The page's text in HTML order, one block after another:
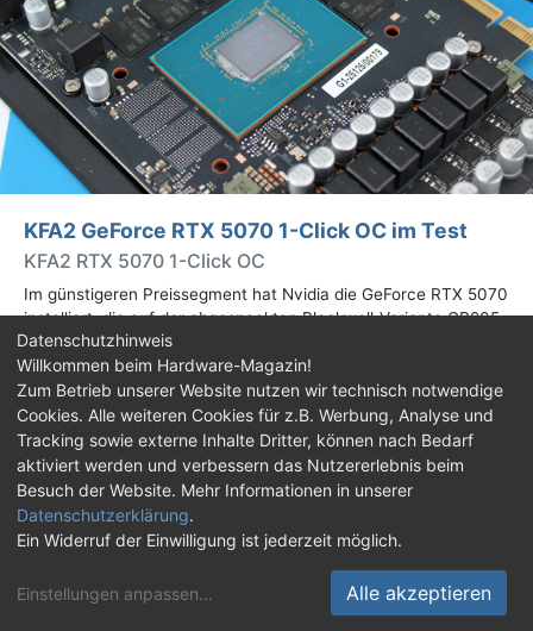
KFA2 GeForce RTX 5070 1-Click OC im Test
KFA2 RTX 5070 1-Click OC
Im günstigeren Preissegment hat Nvidia die GeForce RTX 5070
installiert, die auf der abgespeckten Blackwell-Variante GB205
basiert. Wir haben uns ein Custom-Design von Hersteller KFA2
im Test genauer angesehen.
Impressum| Kontakt |Jobs |Datenschutz |
Consent‑Einstellungen |Haftungsausschluss
Feed Facebook
Twitch
Discord
© Copyright 2001 - 2026 Hardware-Magazin
Datenschutzhinweis
Willkommen beim Hardware-Magazin!
Zum Betrieb unserer Website nutzen wir technisch notwendige
Cookies. Alle weiteren Cookies für z.B. Werbung, Analyse und
Tracking sowie externe Inhalte Dritter, können nach Bedarf
aktiviert werden und verbessern das Nutzererlebnis beim
Besuch der Website. Mehr Informationen in unserer
Datenschutzerklärung.
Ein Widerruf der Einwilligung ist jederzeit möglich.
Einstellungen anpassen... Alle akzeptieren